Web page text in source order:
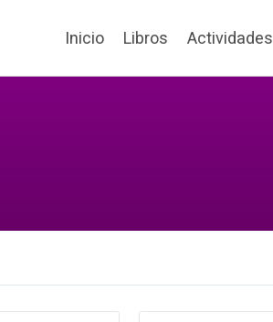
Inicio Libros Actividades